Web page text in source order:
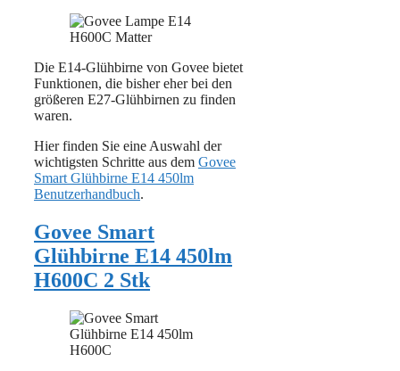
Die E14-Glühbirne von Govee bietet
Funktionen, die bisher eher bei den
größeren E27-Glühbirnen zu finden
waren.
Hier finden Sie eine Auswahl der
wichtigsten Schritte aus dem Govee
Smart Glühbirne E14 450lm
Benutzerhandbuch.
Govee Smart
Glühbirne E14 450lm
H600C 2 Stk